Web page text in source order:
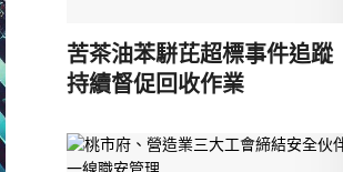
苦茶油苯駢芘超標事件追
持續督促回收作業